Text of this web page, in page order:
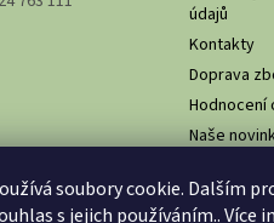
soubory cookie. Dalším
s jejich používáním.. Více
údajů
Kontakty
Doprava
Hodnocení
Naše